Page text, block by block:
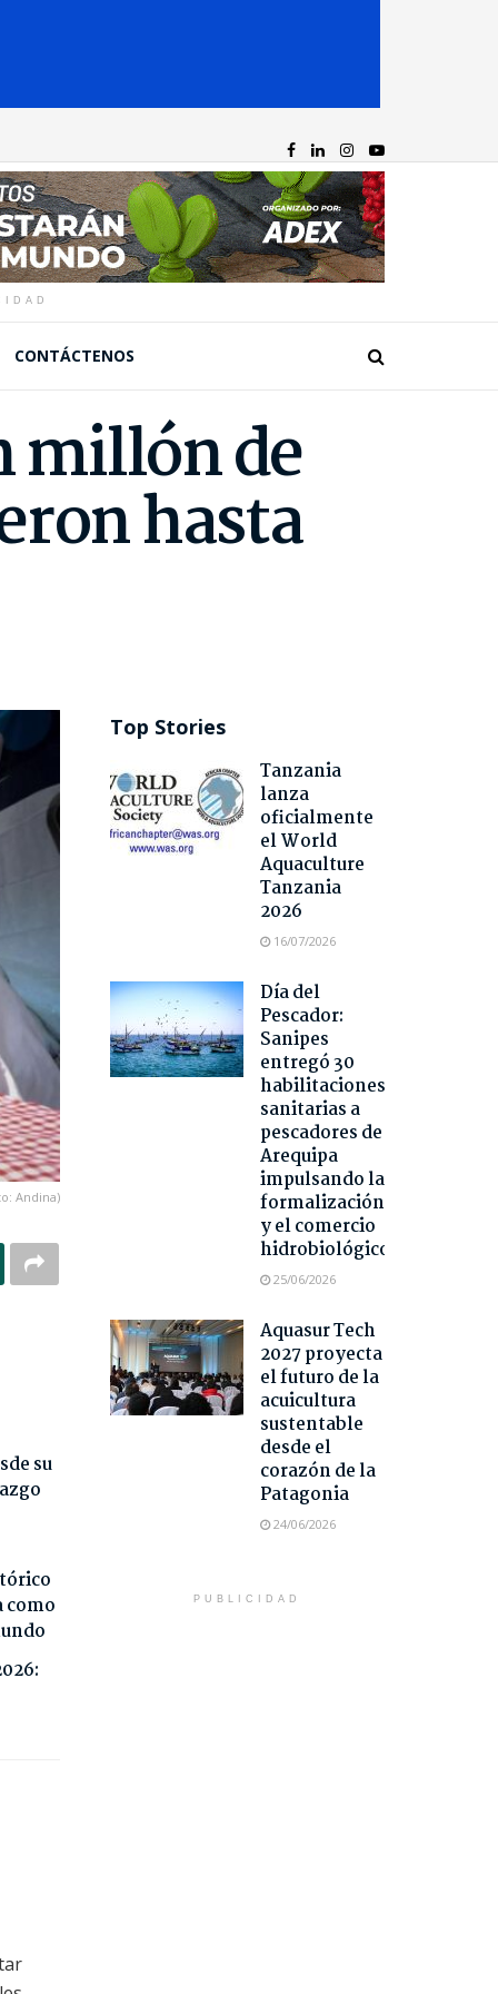
CONTÁCTENOS
millón de
hasta
Andina)
su
como
Top Stories
Tanzania
lanza
oficialmente
el World
Aquaculture
Tanzania
2026
16/07/2026
Día del
Pescador:
Sanipes
entregó 30
habilitaciones
sanitarias a
pescadores de
Arequipa
impulsando la
formalización
y el comercio
hidrobiológico
25/06/2026
Aquasur Tech
2027 proyecta
el futuro de la
acuicultura
sustentable
desde el
corazón de la
Patagonia
24/06/2026
PUBLICIDAD